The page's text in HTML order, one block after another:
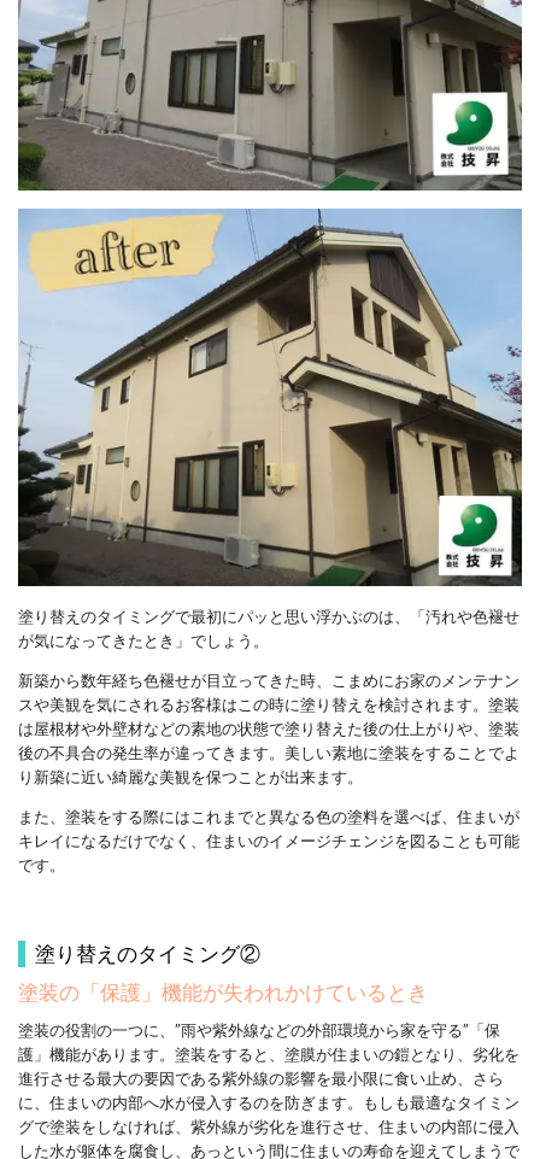
塗り替えのタイミングで最初にパッと思い浮かぶのは、「汚れや色褪せ
が気になってきたとき」でしょう。
新築から数年経ち色褪せが目立ってきた時、こまめにお家のメンテナン
スや美観を気にされるお客様はこの時に塗り替えを検討されます。塗装
は屋根材や外壁材などの素地の状態で塗り替えた後の仕上がりや、塗装
後の不具合の発生率が違ってきます。美しい素地に塗装をすることでよ
り新築に近い綺麗な美観を保つことが出来ます。
また、塗装をする際にはこれまでと異なる色の塗料を選べば、住まいが
キレイになるだけでなく、住まいのイメージチェンジを図ることも可能
です。
塗り替えのタイミング②
塗装の「保護」機能が失われかけているとき
塗装の役割の一つに、”雨や紫外線などの外部環境から家を守る”「保
護」機能があります。塗装をすると、塗膜が住まいの鎧となり、劣化を
進行させる最大の要因である紫外線の影響を最小限に食い止め、さら
に、住まいの内部へ水が侵入するのを防ぎます。もしも最適なタイミン
グで塗装をしなければ、紫外線が劣化を進行させ、住まいの内部に侵入
した水が躯体を腐食し、あっという間に住まいの寿命を迎えてしまうで